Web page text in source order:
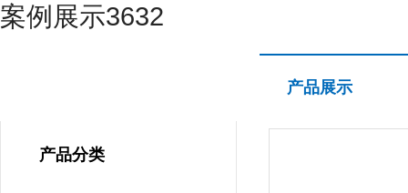
案例展示3632
产品分类
产品展示